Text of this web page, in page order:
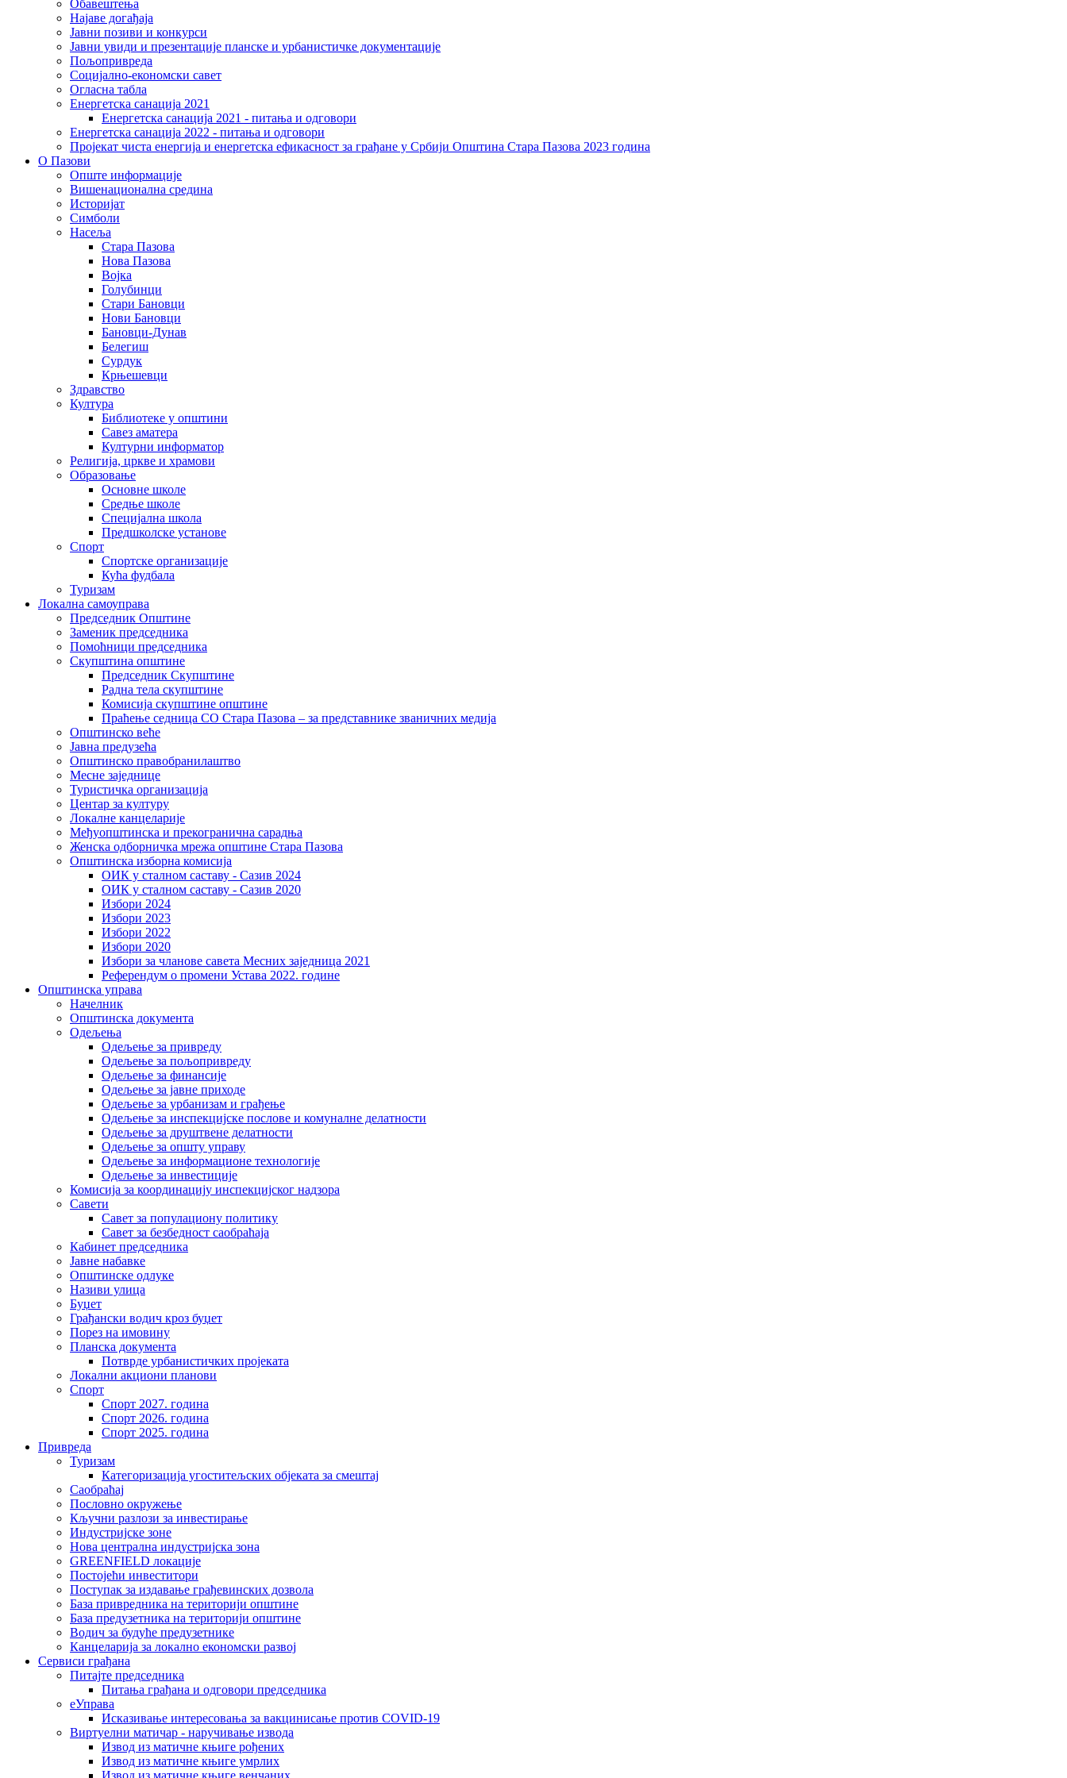
Обавештења
Најаве догађаја
Јавни позиви и конкурси
Јавни увиди и презентације планске и урбанистичке документације
Пољопривреда
Социјално-економски сaвет
Огласна табла
Енергетска санација 2021
Енергетска санација 2021 - питања и одговори
Енергетска санација 2022 - питања и одговори
Пројекат чиста енергија и енергетска ефикасност за грађане у Србији Општина Стара Пазова 2023 година
О Пазови
Опште информације
Вишенационална средина
Историјат
Симболи
Насеља
Стара Пазова
Нова Пазова
Војка
Голубинци
Стари Бановци
Нови Бановци
Бановци-Дунав
Белегиш
Сурдук
Крњешевци
Здравство
Култура
Библиотеке у општини
Савез аматера
Културни информатор
Религија, цркве и храмови
Образовање
Основне школе
Средње школе
Специјална школа
Предшколске установе
Спорт
Спортске организације
Кућа фудбала
Туризам
Локална самоуправа
Председник Општине
Заменик председника
Помоћници председника
Скупштина општине
Председник Скупштине
Радна тела скупштине
Комисија скупштине општине
Праћење седница СО Стара Пазова – за представнике званичних медија
Општинско веће
Јавна предузећа
Општинско правобранилаштво
Месне заједнице
Туристичка организација
Центaр за културу
Локалне канцеларије
Међуопштинска и прекогранична сарадња
Женска одборничка мрежа општине Стара Пазова
Општинска изборна комисија
ОИК у сталном саставу - Сазив 2024
ОИК у сталном саставу - Сазив 2020
Избори 2024
Избори 2023
Избори 2022
Избори 2020
Избори за чланове савета Месних заједница 2021
Референдум о промени Устава 2022. године
Општинска управа
Начелник
Општинска документа
Одељења
Одељење за привреду
Одељење за пољопривреду
Одељење за финансије
Одељење за јавне приходе
Одељење за урбанизам и грађење
Одељење за инспекцијске послове и комуналне делатности
Одељење за друштвене делатности
Одељење за општу управу
Одељење за информационе технологије
Одељење за инвестиције
Комисија за координацију инспекцијског надзора
Савети
Савет за популациону политику
Савет за безбедност саобраћаја
Кабинет председника
Јавне набавке
Општинске одлуке
Називи улица
Буџет
Грађански водич кроз буџет
Порез на имовину
Планска документа
Потврде урбанистичких пројеката
Локални акциони планови
Спорт
Спорт 2027. година
Спорт 2026. година
Спорт 2025. година
Привреда
Туризам
Категоризација угоститељских објеката за смештај
Саобраћај
Пословно окружење
Кључни разлози за инвестирање
Индустријске зоне
Нова централна индустријска зона
GREENFIELD локације
Постојећи инвеститори
Поступак за издавање грађевинских дозвола
База привредника на територији општине
База предузетника на територији општине
Водич за будуће предузетнике
Канцеларија за локално економски развој
Сервиси грађана
Питајте председника
Питања грађана и одговори председника
еУправа
Исказивање интересовања за вакцинисање против COVID-19
Виртуелни матичар - наручивање извода
Извод из матичне књиге рођених
Извод из матичне књиге умрлих
Извод из матичне књиге венчаних